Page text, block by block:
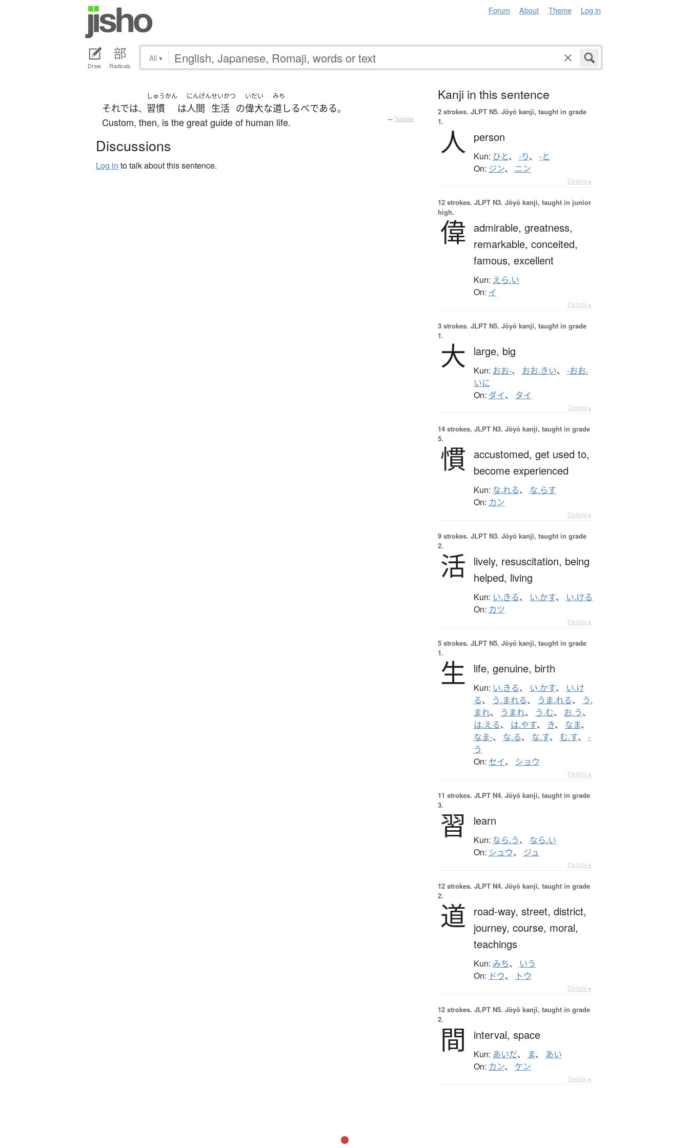
Forum About Theme Log in
Draw Radicals
All ▾
それでは、
しゅうかん
習慣 は
にんげん
人間
せいかつ
生活 の
いだい
偉大な
みち
道しるべである。
Custom, then, is the great guide of human life. — Tatoeba
Discussions
Log in to talk about this sentence.
Kanji in this sentence
2 strokes. JLPT N5. Jōyō kanji, taught in grade
1.
人 person
Kun: ひと、 -り、 -と
On: ジン、 ニン
Details ▸
12 strokes. JLPT N3. Jōyō kanji, taught in junior
high.
偉 admirable, greatness,
remarkable, conceited,
famous, excellent
Kun: えら.い
On: イ
Details ▸
3 strokes. JLPT N5. Jōyō kanji, taught in grade
1.
大 large, big
Kun: おお-、 おお.きい、 -おお.
いに
On: ダイ、 タイ
Details ▸
14 strokes. JLPT N3. Jōyō kanji, taught in grade
5.
慣 accustomed, get used to,
become experienced
Kun: な.れる、 な.らす
On: カン
Details ▸
9 strokes. JLPT N3. Jōyō kanji, taught in grade
2.
活 lively, resuscitation, being
helped, living
Kun: い.きる、 い.かす、 い.ける
On: カツ
Details ▸
5 strokes. JLPT N5. Jōyō kanji, taught in grade
1.
生 life, genuine, birth
Kun: い.きる、 い.かす、
い.け
る、 う.まれる、 うま.れる、
う.
まれ、 うまれ、 う.む、 お.う、
は.える、 は.やす、 き、 なま、
なま-、 な.る、 な.す、 む.す、 -
う
On: セイ、 ショウ
Details ▸
11 strokes. JLPT N4. Jōyō kanji, taught in grade
3.
習 learn
Kun: なら.う、 なら.い
On: シュウ、 ジュ
Details ▸
12 strokes. JLPT N4. Jōyō kanji, taught in grade
2.
道 road-way, street, district,
journey, course, moral,
teachings
Kun: みち、 いう
On: ドウ、 トウ
Details ▸
12 strokes. JLPT N5. Jōyō kanji, taught in grade
2.
間 interval, space
Kun: あいだ、 ま、 あい
On: カン、 ケン
Details ▸